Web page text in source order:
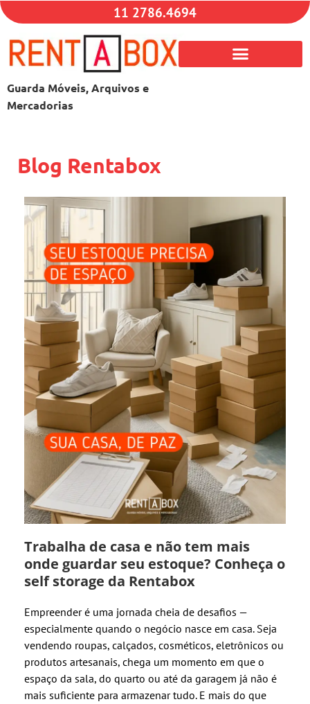
11 2786.4694
Guarda Móveis, Arquivos e
Mercadorias
Blog Rentabox
Trabalha de casa e não tem mais
onde guardar seu estoque? Conheça o
self storage da Rentabox
Empreender é uma jornada cheia de desafios —
especialmente quando o negócio nasce em casa. Seja
vendendo roupas, calçados, cosméticos, eletrônicos ou
produtos artesanais, chega um momento em que o
espaço da sala, do quarto ou até da garagem já não é
mais suficiente para armazenar tudo. E mais do que